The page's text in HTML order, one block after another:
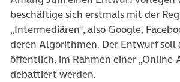
beschäftige sich erstmals mit der
„Intermediären“, also Google,
deren Algorithmen. Der Entwurf soll
öffentlich, im Rahmen einer „Online-
debattiert werden.